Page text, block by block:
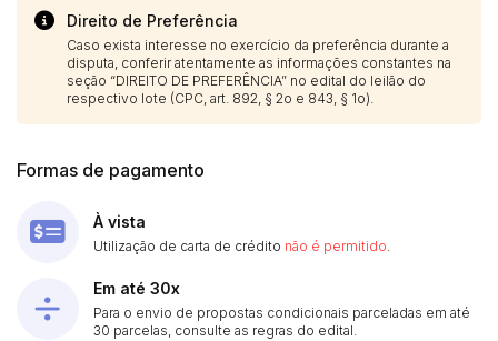
Direito de Preferência
Caso exista interesse no exercício da preferência durante a
disputa, conferir atentamente as informações constantes na
seção “DIREITO DE PREFERÊNCIA” no edital do leilão do
respectivo lote (CPC, art. 892, § 2o e 843, § 1o).
Formas de pagamento
À vista
Utilização de carta de crédito não é permitido
Em até 30x
Para o envio de propostas condicionais parceladas em até
30 parcelas, consulte as regras do edital.